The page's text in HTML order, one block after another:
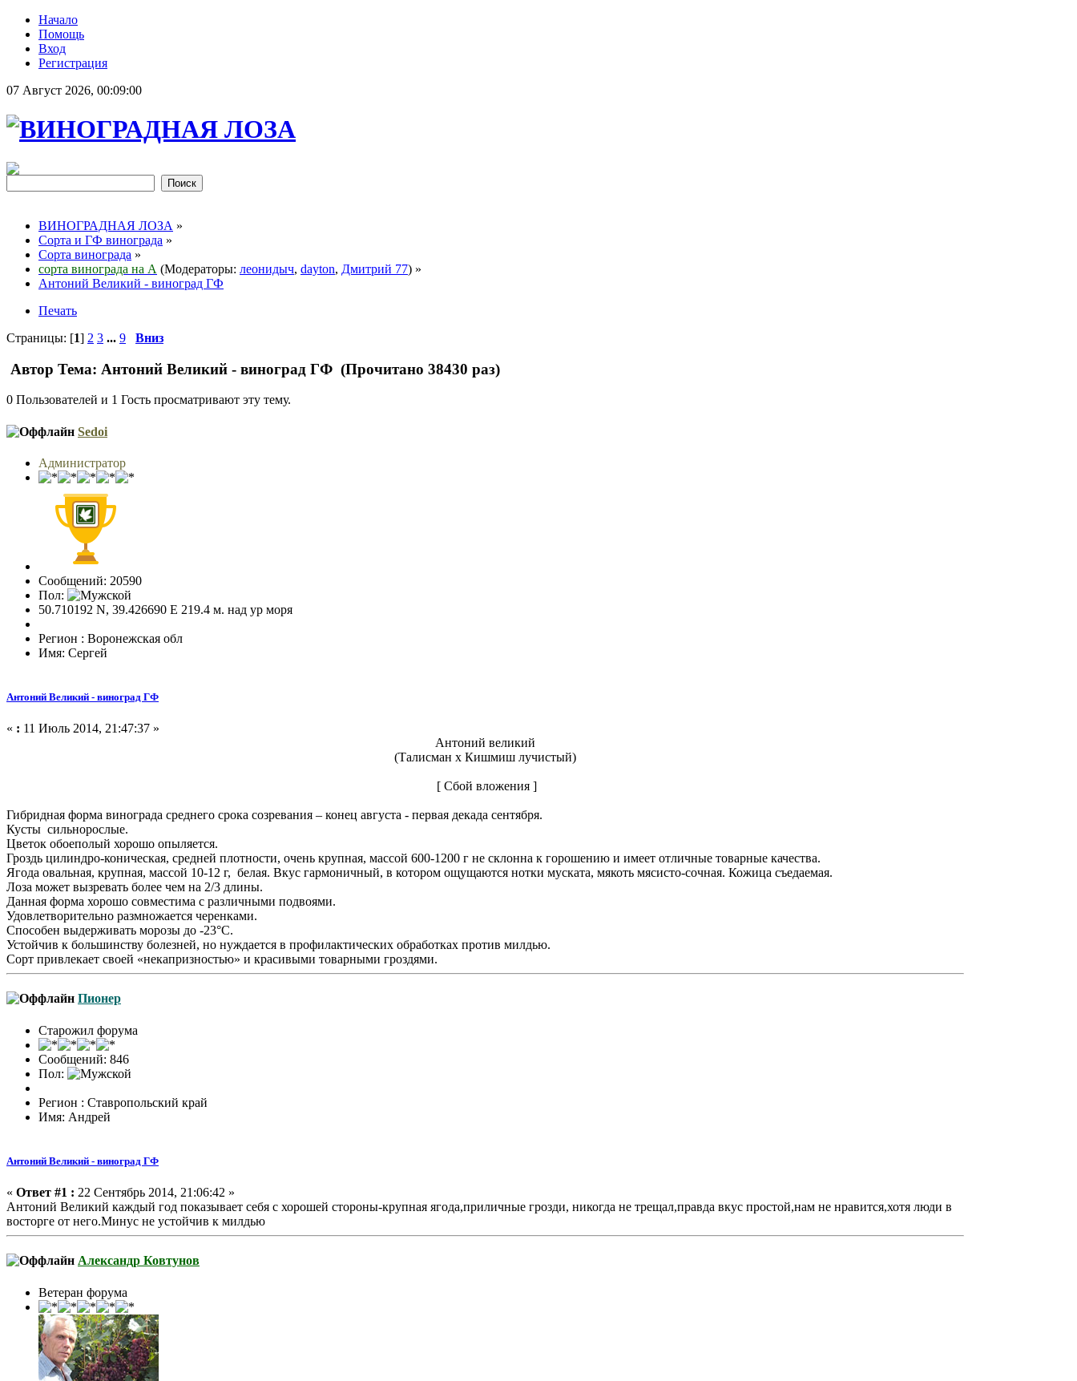
Начало
Помощь
Вход
Регистрация
07 Август 2026, 00:09:00
ВИНОГРАДНАЯ ЛОЗА »
Сорта и ГФ винограда »
Сорта винограда »
сорта винограда на А (Модераторы: леонидыч, dayton, Дмитрий 77) »
Антоний Великий - виноград ГФ
Печать
Страницы: [1] 2 3 ... 9 Вниз
Автор Тема: Антоний Великий - виноград ГФ (Прочитано 38430 раз)
0 Пользователей и 1 Гость просматривают эту тему.
Sedoi
Администратор
Сообщений: 20590
Пол:
50.710192 N, 39.426690 E 219.4 м. над ур моря
Регион : Воронежская обл
Имя: Сергей
Антоний Великий - виноград ГФ
« : 11 Июль 2014, 21:47:37 »
Антоний великий
(Талисман х Кишмиш лучистый)
[ Сбой вложения ]
Гибридная форма винограда среднего срока созревания – конец августа - первая декада сентября.
Кусты сильнорослые.
Цветок обоеполый хорошо опыляется.
Гроздь цилиндро-коническая, средней плотности, очень крупная, массой 600-1200 г не склонна к горошению и имеет отличные товарные качества.
Ягода овальная, крупная, массой 10-12 г, белая. Вкус гармоничный, в котором ощущаются нотки муската, мякоть мясисто-сочная. Кожица съедаемая.
Лоза может вызревать более чем на 2/3 длины.
Данная форма хорошо совместима с различными подвоями.
Удовлетворительно размножается черенками.
Способен выдерживать морозы до -23°С.
Устойчив к большинству болезней, но нуждается в профилактических обработках против милдью.
Сорт привлекает своей «некапризностью» и красивыми товарными гроздями.
Пионер
Старожил форума
Сообщений: 846
Пол:
Регион : Ставропольский край
Имя: Андрей
Антоний Великий - виноград ГФ
« Ответ #1 : 22 Сентябрь 2014, 21:06:42 »
Антоний Великий каждый год показывает себя с хорошей стороны-крупная ягода,приличные грозди, никогда не трещал,правда вкус простой,нам не нравится,хотя люди в
восторге от него.Минус не устойчив к милдью
Александр Ковтунов
Ветеран форума